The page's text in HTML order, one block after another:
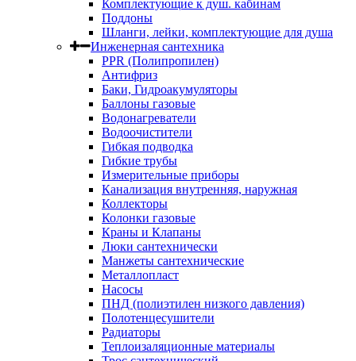
Комплектующие к душ. кабинам
Поддоны
Шланги, лейки, комплектующие для душа
Инженерная сантехника
PPR (Полипропилен)
Антифриз
Баки, Гидроакумуляторы
Баллоны газовые
Водонагреватели
Водоочистители
Гибкая подводка
Гибкие трубы
Измерительные приборы
Канализация внутренняя, наружная
Коллекторы
Колонки газовые
Краны и Клапаны
Люки сантехнически
Манжеты сантехнические
Металлопласт
Насосы
ПНД (полиэтилен низкого давления)
Полотенцесушители
Радиаторы
Теплоизаляционные материалы